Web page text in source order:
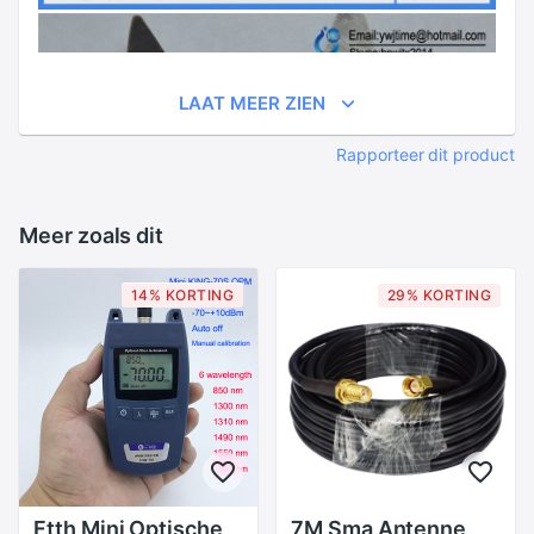
LAAT MEER ZIEN
Rapporteer dit product
Meer zoals dit
14% KORTING
Ftth Mini Optische
29% KORTING
7M Sma Antenne